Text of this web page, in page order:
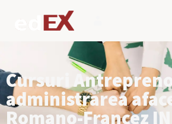
Cursuri
administrarea
Romano-Francez